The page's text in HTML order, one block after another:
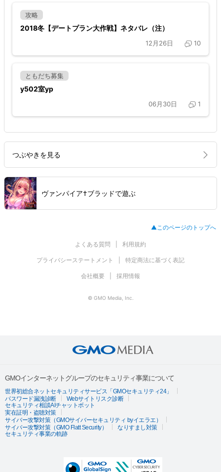
攻略
2018冬【デートプラン大作戦】ネタバレ（注）
12月26日 10
ともだち募集
y502室yp
06月30日 1
つぶやきを見る
ヴァンパイア†ブラッドで遊ぶ
▲このページのトップへ
よくある質問 利用規約
プライバシーステートメント 特定商法に基づく表記
会社概要 採用情報
© GMO Media, Inc.
GMOインターネットグループのセキュリティ事業について
世界初総合ネットセキュリティサービス「GMOセキュリティ24」
パスワード漏洩診断
Webサイトリスク診断
セキュリティ相談AIチャットボット
実在証明・盗聴対策
サイバー攻撃対策（GMOサイバーセキュリティ byイエラエ）
サイバー攻撃対策（GMO Flatt Security）
なりすまし対策
セキュリティ事業の軌跡